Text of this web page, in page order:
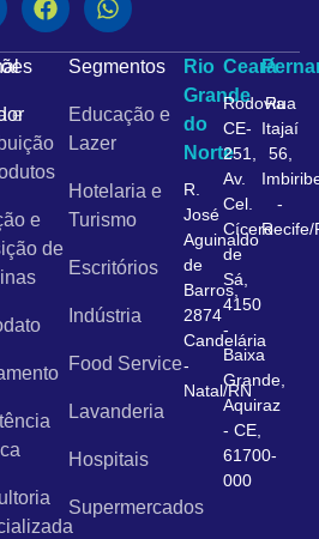
e
e
de
Segmentos
Educação e
Lazer
Hotelaria e
Turismo
Escritórios
Indústria
Food Service
Lavanderia
Hospitais
Supermercados
Rio
Grande
do
Norte
R.
José
Aguinaldo
de
Barros,
2874
Candelária
-
Natal/RN
Ceará
Rodovia
CE-
251,
Av.
Cel.
Cícero
de
Sá,
4150
-
Baixa
Grande,
Aquiraz
- CE,
61700-
000
Rua
Itajaí
56,
-
Recife/